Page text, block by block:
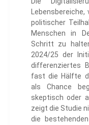
politischer
Menschen in
Schritt zu
2024/25 der
differenziertes
fast die Hälfte
als Chance
skeptisch oder
zeigt die Studie
die